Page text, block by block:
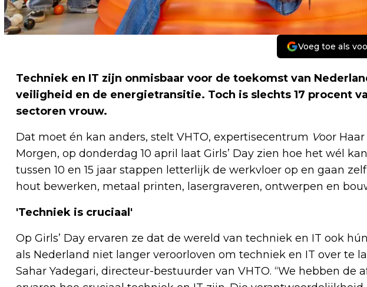
Voeg toe als
Techniek en IT zijn onmisbaar voor de toekomst van
veiligheid en de energietransitie. Toch is slechts 17 procent
sectoren vrouw.
Dat moet én kan anders, stelt VHTO, expertisecentrum Voor
Morgen, op donderdag 10 april laat Girls’ Day zien hoe het wél
tussen 10 en 15 jaar stappen letterlijk de werkvloer op en gaan
hout bewerken, metaal printen, lasergraveren, ontwerpen en
'Techniek is cruciaal'
Op Girls’ Day ervaren ze dat de wereld van techniek en IT ook
als Nederland niet langer veroorloven om techniek en IT over te
Sahar Yadegari, directeur-bestuurder van VHTO. “We hebben de